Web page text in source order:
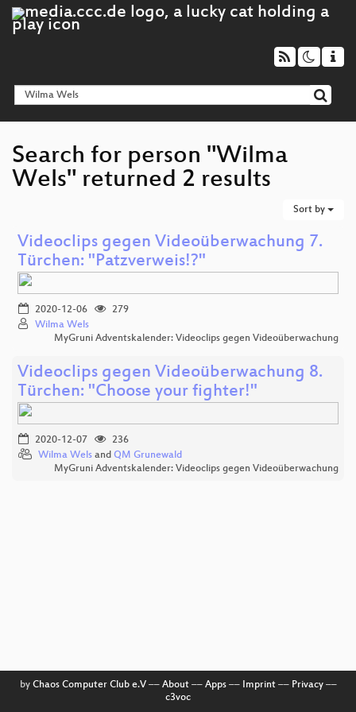
Search for person "Wilma
Wels" returned 2 results
Sort by
Videoclips gegen Videoüberwachung 7.
Türchen: "Patzverweis!?"
2020-12-06
279
Wilma Wels
MyGruni Adventskalender: Videoclips gegen Videoüberwachung
Videoclips gegen Videoüberwachung 8.
Türchen: "Choose your fighter!"
2020-12-07
236
Wilma Wels and QM Grunewald
MyGruni Adventskalender: Videoclips gegen Videoüberwachung
by Chaos Computer Club e.V–– About–– Apps–– Imprint–– Privacy––
c3voc